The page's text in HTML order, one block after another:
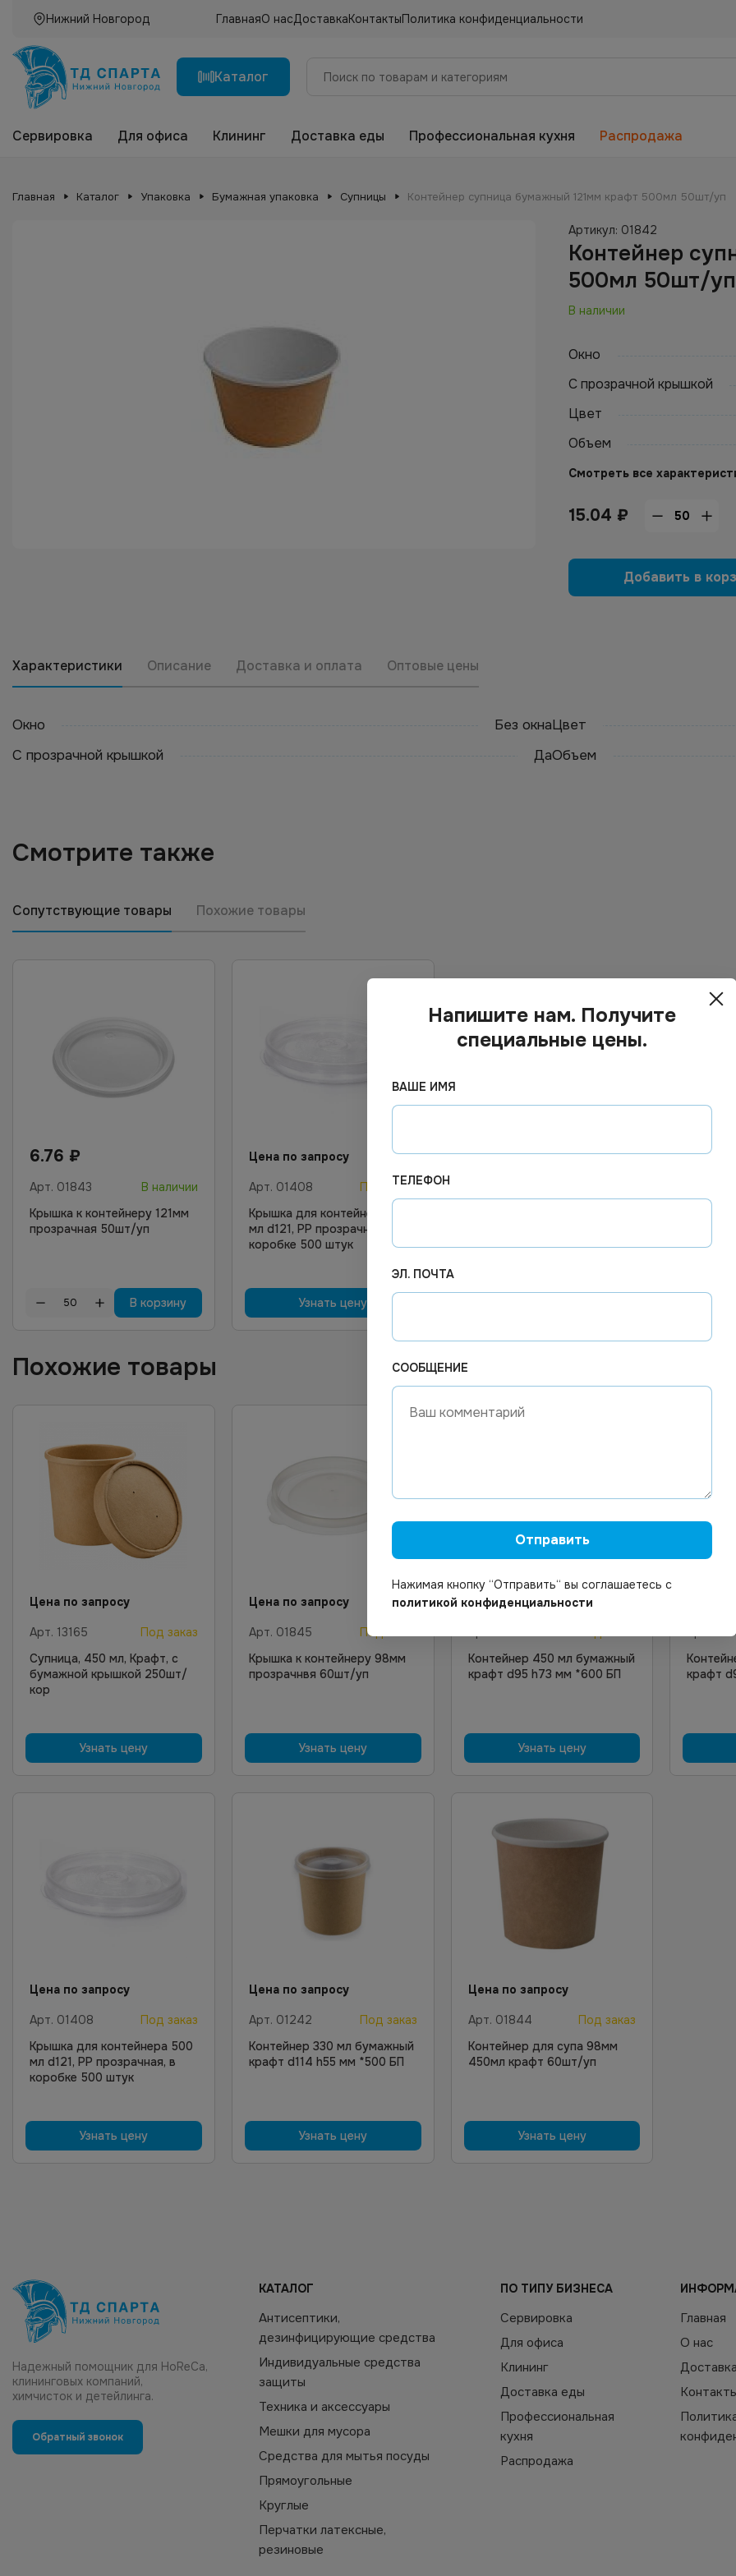
Нижний Новгород ГлавнаяО насДоставкаКонтактыПолитика конфиденциальности
Каталог
Сервировка Для офиса Клининг Доставка еды Профессиональная кухня Распродажа
Главная Каталог Упаковка Бумажная упаковка Супницы Контейнер супница бумажный 121мм крафт 500мл 50шт/уп
Артикул: 01842
Контейнер
500мл 50шт/уп
В наличии
Окно
С прозрачной крышкой
Цвет
Объем
Смотреть все
15.04 ₽
Добавить в
Характеристики Описание Доставка и оплата Оптовые цены
Окно
Без окна
С прозрачной крышкой
Да
Цвет
Объем
Смотрите также
Сопутствующие товары Похожие товары
6.76 ₽
Арт. 01843
В наличии
Крышка к контейнеру 121мм
прозрачная 50шт/уп
В корзину
Цена по запросу
Арт. 01408
Под заказ
Крышка для контейнера 500
мл d121, PP прозрачная, в
коробке 500 штук
Узнать цену
Похожие товары
Цена по запросу
Арт. 13165
Под заказ
Супница, 450 мл, Крафт, с
бумажной крышкой 250шт/
кор
Узнать цену
Цена по запросу
Арт. 01845
Под заказ
Крышка к контейнеру 98мм
прозрачнвя 60шт/уп
Узнать цену
Цена по запросу
Контейнер 450 мл бумажный
крафт d95 h73 мм *600 БП
Узнать цену
Цена
крафт
Цена по запросу
Арт. 01408
Под заказ
Крышка для контейнера 500
мл d121, PP прозрачная, в
коробке 500 штук
Узнать цену
Цена по запросу
Арт. 01242
Под заказ
Контейнер 330 мл бумажный
крафт d114 h55 мм *500 БП
Узнать цену
Цена по запросу
Арт. 01844
Под заказ
Контейнер для супа 98мм
450мл крафт 60шт/уп
Узнать цену
Надежный помощник для HoReCa,
клининговых компаний,
химчисток и детейлинга.
Обратный звонок
КАТАЛОГ
Антисептики,
дезинфицирующие средства
Индивидуальные средства
защиты
Техника и аксессуары
Мешки для мусора
Средства для мытья посуды
Прямоугольные
Круглые
Перчатки латексные,
резиновые
ПО ТИПУ БИЗНЕСА
Сервировка
Для офиса
Клининг
Доставка еды
Профессиональная
кухня
Распродажа
Главная
О нас
Доставка
Напишите нам. Получите
специальные цены.
ВАШЕ ИМЯ
ТЕЛЕФОН
ЭЛ. ПОЧТА
СООБЩЕНИЕ
Отправить
Нажимая кнопку “Отправить“ вы соглашаетесь с
политикой конфиденциальности